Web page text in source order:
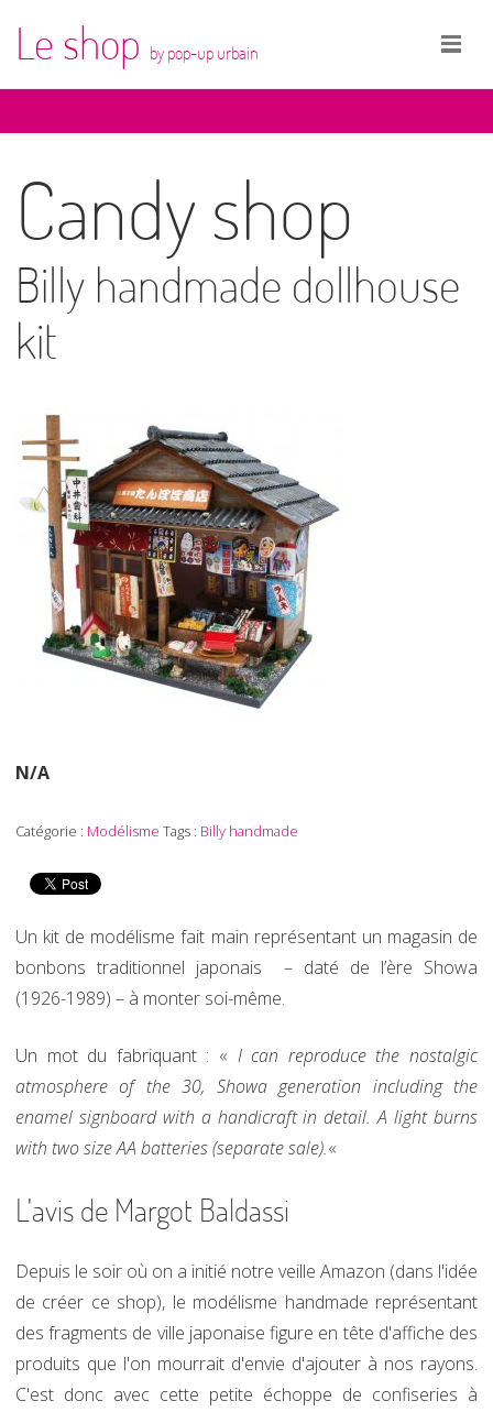
Le shop by pop-up urbain
Candy shop
Billy handmade dollhouse
kit
N/A
Catégorie : Modélisme Tags : Billy handmade
Un kit de modélisme fait main représentant un magasin de
bonbons traditionnel japonais – daté de l’ère Showa
(1926-1989) – à monter soi-même.
Un mot du fabriquant : « I can reproduce the nostalgic
atmosphere of the 30, Showa generation including the
enamel signboard with a handicraft in detail. A light burns
with two size AA batteries (separate sale).«
L'avis de Margot Baldassi
Depuis le soir où on a initié notre veille Amazon (dans l'idée
de créer ce shop), le modélisme handmade représentant
des fragments de ville japonaise figure en tête d'affiche des
produits que l'on mourrait d'envie d'ajouter à nos rayons.
C'est donc avec cette petite échoppe de confiseries à